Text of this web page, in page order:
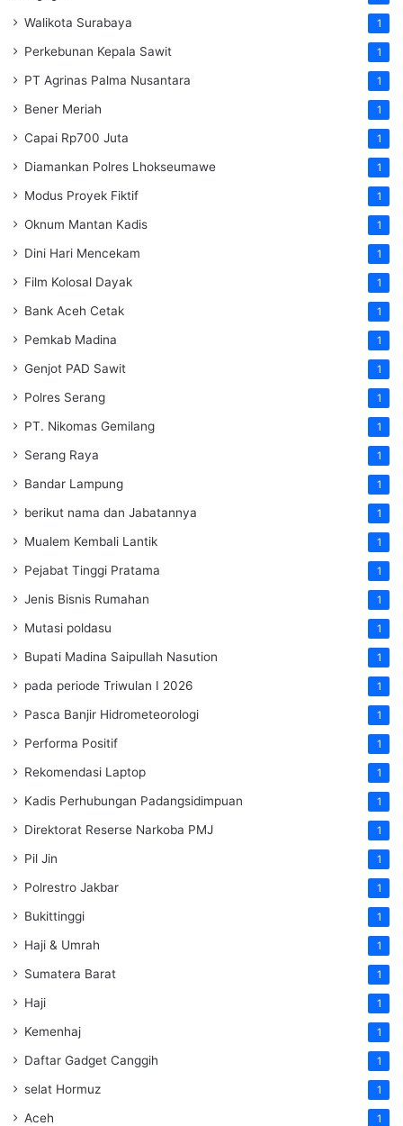
Walikota Surabaya 1
Perkebunan Kepala Sawit 1
PT Agrinas Palma Nusantara 1
Bener Meriah 1
Capai Rp700 Juta 1
Diamankan Polres Lhokseumawe 1
Modus Proyek Fiktif 1
Oknum Mantan Kadis 1
Dini Hari Mencekam 1
Film Kolosal Dayak 1
Bank Aceh Cetak 1
Pemkab Madina 1
Genjot PAD Sawit 1
Polres Serang 1
PT. Nikomas Gemilang 1
Serang Raya 1
Bandar Lampung 1
berikut nama dan Jabatannya 1
Mualem Kembali Lantik 1
Pejabat Tinggi Pratama 1
Jenis Bisnis Rumahan 1
Mutasi poldasu 1
Bupati Madina Saipullah Nasution 1
pada periode Triwulan I 2026 1
Pasca Banjir Hidrometeorologi 1
Performa Positif 1
Rekomendasi Laptop 1
Kadis Perhubungan Padangsidimpuan 1
Direktorat Reserse Narkoba PMJ 1
Pil Jin 1
Polrestro Jakbar 1
Bukittinggi 1
Haji & Umrah 1
Sumatera Barat 1
Haji 1
Kemenhaj 1
Daftar Gadget Canggih 1
selat Hormuz 1
Aceh 1